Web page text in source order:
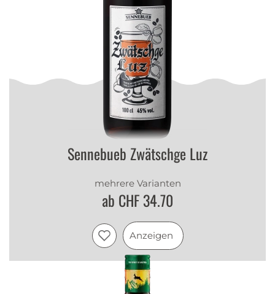
Sennebueb Zwätschge Luz
mehrere Varianten
ab CHF 34.70
Anzeigen